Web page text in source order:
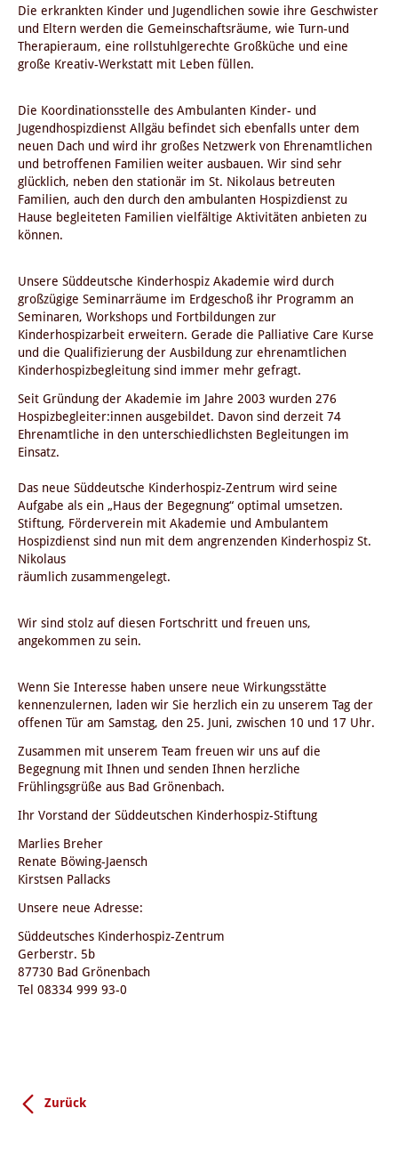
Die erkrankten Kinder und Jugendlichen sowie ihre Geschwister
und Eltern werden die Gemeinschaftsräume, wie Turn-und
Therapieraum, eine rollstuhlgerechte Großküche und eine
große Kreativ-Werkstatt mit Leben füllen.
Die Koordinationsstelle des Ambulanten Kinder- und
Jugendhospizdienst Allgäu befindet sich ebenfalls unter dem
neuen Dach und wird ihr großes Netzwerk von Ehrenamtlichen
und betroffenen Familien weiter ausbauen. Wir sind sehr
glücklich, neben den stationär im St. Nikolaus betreuten
Familien, auch den durch den ambulanten Hospizdienst zu
Hause begleiteten Familien vielfältige Aktivitäten anbieten zu
können.
Unsere Süddeutsche Kinderhospiz Akademie wird durch
großzügige Seminarräume im Erdgeschoß ihr Programm an
Seminaren, Workshops und Fortbildungen zur
Kinderhospizarbeit erweitern. Gerade die Palliative Care Kurse
und die Qualifizierung der Ausbildung zur ehrenamtlichen
Kinderhospizbegleitung sind immer mehr gefragt.
Seit Gründung der Akademie im Jahre 2003 wurden 276
Hospizbegleiter:innen ausgebildet. Davon sind derzeit 74
Ehrenamtliche in den unterschiedlichsten Begleitungen im
Einsatz.
Das neue Süddeutsche Kinderhospiz-Zentrum wird seine
Aufgabe als ein „Haus der Begegnung“ optimal umsetzen.
Stiftung, Förderverein mit Akademie und Ambulantem
Hospizdienst sind nun mit dem angrenzenden Kinderhospiz St.
Nikolaus
räumlich zusammengelegt.
Wir sind stolz auf diesen Fortschritt und freuen uns,
angekommen zu sein.
Wenn Sie Interesse haben unsere neue Wirkungsstätte
kennenzulernen, laden wir Sie herzlich ein zu unserem Tag der
offenen Tür am Samstag, den 25. Juni, zwischen 10 und 17 Uhr.
Zusammen mit unserem Team freuen wir uns auf die
Begegnung mit Ihnen und senden Ihnen herzliche
Frühlingsgrüße aus Bad Grönenbach.
Ihr Vorstand der Süddeutschen Kinderhospiz-Stiftung
Marlies Breher
Renate Böwing-Jaensch
Kirstsen Pallacks
Unsere neue Adresse:
Süddeutsches Kinderhospiz-Zentrum
Gerberstr. 5b
87730 Bad Grönenbach
Tel 08334 999 93-0
Zurück